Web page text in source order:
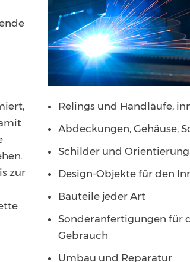
zur
Relings und Handläufe,
Abdeckungen, Gehäuse,
Schilder und
Design-Objekte für den
Bauteile jeder Art
Sonderanfertigungen für
Gebrauch
Umbau und Reparatur